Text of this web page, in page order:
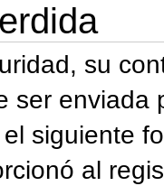
su
ser enviada
siguiente
al